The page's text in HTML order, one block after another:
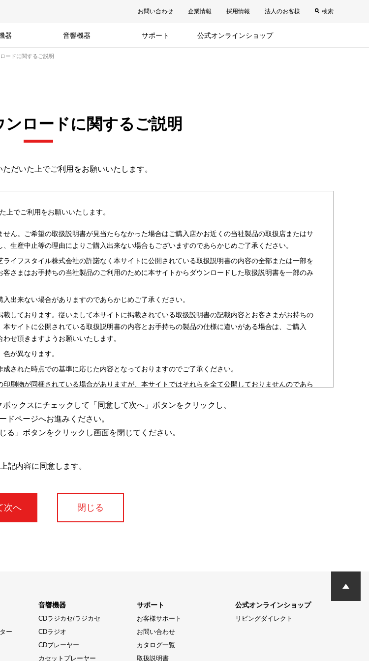
お問い合わせ 企業情報 採用情報 法人のお客様 検索
器 音響機器 サポート 公式オンラインショップ
ードに関するご説明
ロードに関するご説明
だいた上でご利用をお願いいたします。
でご利用をお願いいたします。
ん。ご希望の取扱説明書が見当たらなかった場合はご購入店かお近くの当社製品の取扱店またはサ
生産中止等の理由によりご購入出来ない場合もございますのであらかじめご了承ください。
イフスタイル株式会社の許諾なく本サイトに公開されている取扱説明書の内容の全部または一部を
さまはお手持ちの当社製品のご利用のために本サイトからダウンロードした取扱説明書を一部のみ
出来ない場合がありますのであらかじめご了承ください。
しております。従いまして本サイトに掲載されている取扱説明書の記載内容とお客さまがお持ちの
サイトに公開されている取扱説明書の内容とお手持ちの製品の仕様に違いがある場合は、ご購入
せ頂きますようお願いいたします。
が異なります。
された時点での基準に応じた内容となっておりますのでご了承ください。
刷物が同梱されている場合がありますが、本サイトではそれらを全て公開しておりませんのであら
のであらかじめご了承ください。
ックスにチェックして「同意して次へ」ボタンをクリックし、
ドページへお進みください。
る」ボタンをクリックし画面を閉じてください。
上記内容に同意します。
閉じる
ー
音響機器
CDラジカセ/ラジカセ
CDラジオ
CDプレーヤー
カセットプレーヤー
サポート
お客様サポート
お問い合わせ
カタログ一覧
取扱説明書
公式オンラインショップ
リビングダイレクト